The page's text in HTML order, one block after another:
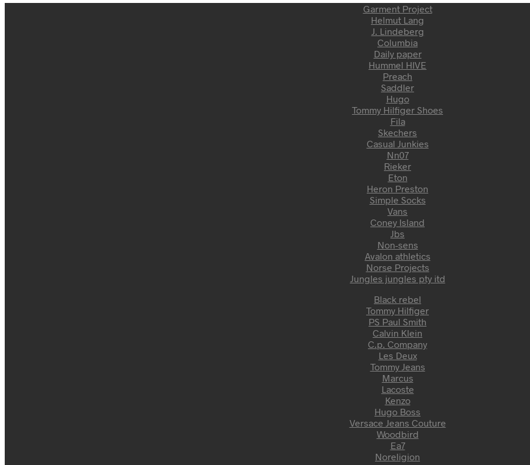
Garment Project
Helmut Lang
J. Lindeberg
Columbia
Daily paper
Hummel HIVE
Preach
Saddler
Hugo
Tommy Hilfiger Shoes
Fila
Skechers
Casual Junkies
Nn07
Rieker
Eton
Heron Preston
Simple Socks
Vans
Coney Island
Jbs
Non-sens
Avalon athletics
Norse Projects
Jungles jungles pty itd
Black rebel
Tommy Hilfiger
PS Paul Smith
Calvin Klein
C.p. Company
Les Deux
Tommy Jeans
Marcus
Lacoste
Kenzo
Hugo Boss
Versace Jeans Couture
Woodbird
Ea7
Noreligion